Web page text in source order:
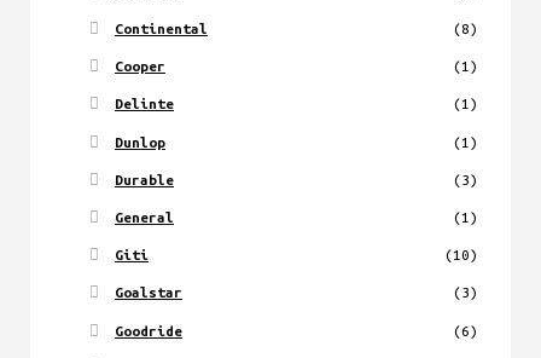
Continental (8)
Cooper (1)
Delinte (1)
Dunlop (1)
Durable (3)
General (1)
Giti (10)
Goalstar (3)
Goodride (6)